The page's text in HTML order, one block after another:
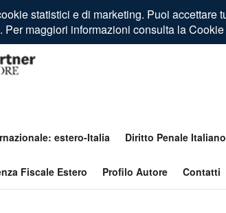
estero-Italia Diritto Penale Italiano
Fiscale Estero Profilo Autore Contatti